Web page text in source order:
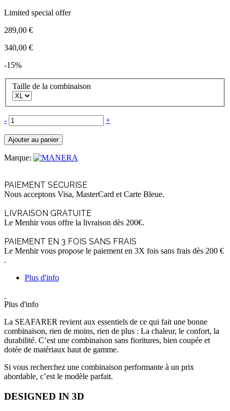
Limited special offer
289,00 €
340,00 €
-15%
Taille de la combinaison
- +
Ajouter au panier
Marque:
PAIEMENT SECURISE
Nous acceptons Visa, MasterCard et Carte Bleue.
LIVRAISON GRATUITE
Le Menhir vous offre la livraison dès 200€.
PAIEMENT EN 3 FOIS SANS FRAIS
Le Menhir vous propose le paiement en 3X fois sans frais dès 200 €
.
Plus d'info
Plus d'info
La SEAFARER revient aux essentiels de ce qui fait une bonne
combinaison, rien de moins, rien de plus : La chaleur, le confort, la
durabilité. C’est une combinaison sans fioritures, bien coupée et
dotée de matériaux haut de gamme.
Si vous recherchez une combinaison performante à un prix
abordable, c’est le modèle parfait.
DESIGNED IN 3D